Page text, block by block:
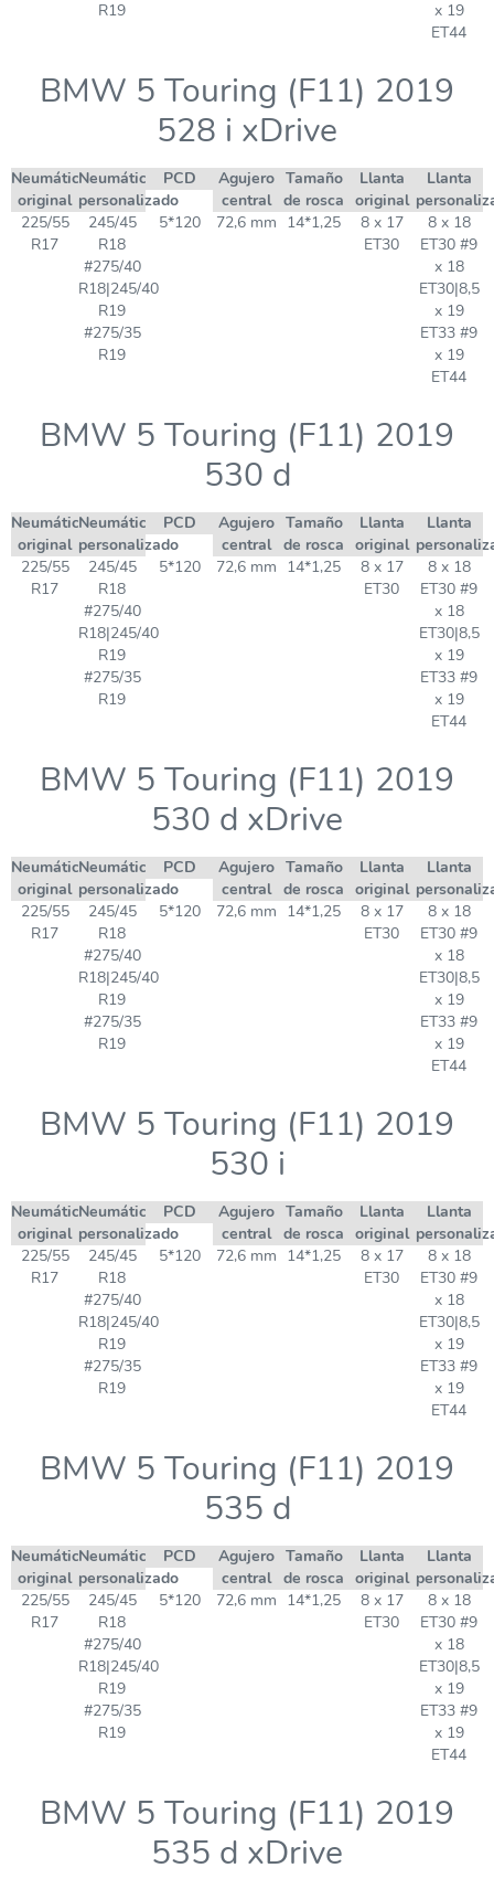
R19
x 19
ET44
BMW 5 Touring (F11) 2019
528 i xDrive
Neumático
original
Neumático
personalizado
PCD
Agujero
central
Tamaño
de rosca
Llanta
original
Llanta
225/55
R17
245/45
R18
#275/40
R18|245/40
R19
#275/35
R19
5*120 72,6 mm 14*1,25
8 x 17
ET30
8 x 18
ET30 #9
x 18
ET30|8,5
x 19
ET33 #9
x 19
ET44
BMW 5 Touring (F11) 2019
530 d
Neumático
original
Neumático
personalizado
PCD
Agujero
central
Tamaño
de rosca
Llanta
original
Llanta
225/55
R17
245/45
R18
#275/40
R18|245/40
R19
#275/35
R19
5*120 72,6 mm 14*1,25
8 x 17
ET30
8 x 18
ET30 #9
x 18
ET30|8,5
x 19
ET33 #9
x 19
ET44
BMW 5 Touring (F11) 2019
530 d xDrive
Neumático
original
Neumático
personalizado
PCD
Agujero
central
Tamaño
de rosca
Llanta
original
Llanta
225/55
R17
245/45
R18
#275/40
R18|245/40
R19
#275/35
R19
5*120 72,6 mm 14*1,25
8 x 17
ET30
8 x 18
ET30 #9
x 18
ET30|8,5
x 19
ET33 #9
x 19
ET44
BMW 5 Touring (F11) 2019
530 i
Neumático
original
Neumático
personalizado
PCD
Agujero
central
Tamaño
de rosca
Llanta
original
Llanta
225/55
R17
245/45
R18
#275/40
R18|245/40
R19
#275/35
R19
5*120 72,6 mm 14*1,25
8 x 17
ET30
8 x 18
ET30 #9
x 18
ET30|8,5
x 19
ET33 #9
x 19
ET44
BMW 5 Touring (F11) 2019
535 d
Neumático
original
Neumático
personalizado
PCD
Agujero
central
Tamaño
de rosca
Llanta
original
Llanta
225/55
R17
245/45
R18
#275/40
R18|245/40
R19
#275/35
R19
5*120 72,6 mm 14*1,25
8 x 17
ET30
8 x 18
ET30 #9
x 18
ET30|8,5
x 19
ET33 #9
x 19
ET44
BMW 5 Touring (F11) 2019
535 d xDrive